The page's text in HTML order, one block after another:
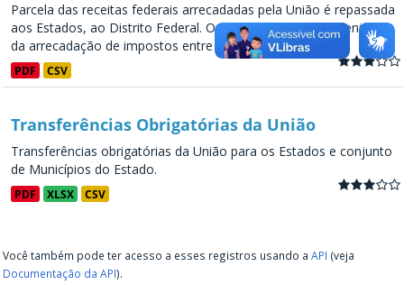
Parcela das receitas federais arrecadadas pela União é repassada
aos Estados, ao Distrito Federal. O rateio da receita proveniente
da arrecadação de impostos entre os entes...
PDF CSV
Transferências Obrigatórias da União
Transferências obrigatórias da União para os Estados e conjunto
de Municípios do Estado.
PDF XLSX CSV
Você também pode ter acesso a esses registros usando a API (veja
Documentação da API).